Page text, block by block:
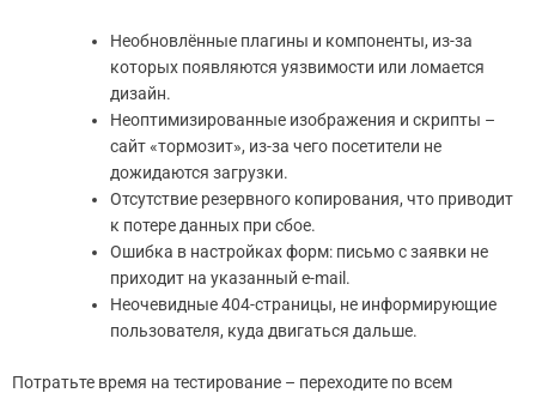
Необновлённые плагины и компоненты, из-за
которых появляются уязвимости или ломается
дизайн.
Неоптимизированные изображения и скрипты –
сайт «тормозит», из-за чего посетители не
дожидаются загрузки.
Отсутствие резервного копирования, что приводит
к потере данных при сбое.
Ошибка в настройках форм: письмо с заявки не
приходит на указанный e-mail.
Неочевидные 404-страницы, не информирующие
пользователя, куда двигаться дальше.
Потратьте время на тестирование – переходите по всем